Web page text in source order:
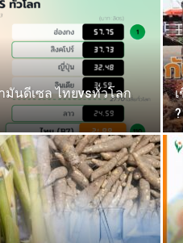
มันดีเซล ไทยvsทั่วโลก
?